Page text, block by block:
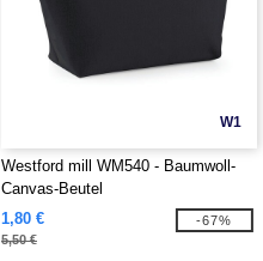
W1
Westford mill WM540 - Baumwoll-
Canvas-Beutel
1,80 €
5,50 €
-67%